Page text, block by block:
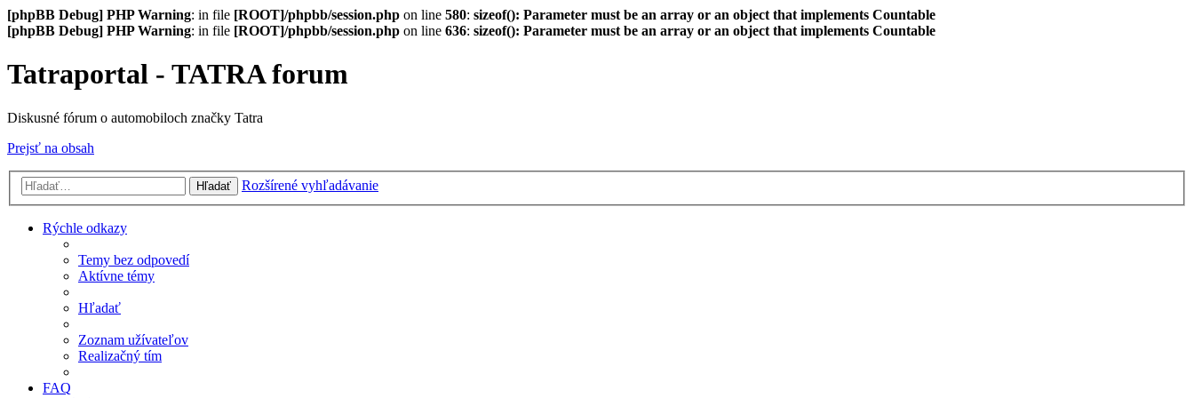
[phpBB Debug] PHP Warning: in file [ROOT]/phpbb/session.php on line 580: sizeof(): Parameter must be an array or an object that implements Countable
[phpBB Debug] PHP Warning: in file [ROOT]/phpbb/session.php on line 636: sizeof(): Parameter must be an array or an object that implements Countable
Tatraportal - TATRA forum
Diskusné fórum o automobiloch značky Tatra
Prejsť na obsah
Hľadať Rozšírené vyhľadávanie
Rýchle odkazy
Temy bez odpovedí
Aktívne témy
Hľadať
Zoznam užívateľov
Realizačný tím
FAQ